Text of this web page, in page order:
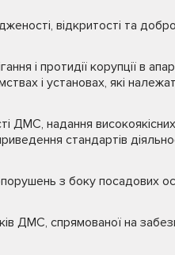
відкритості та
і протидії корупції в
і установах, які
ДМС, надання
стандартів
з боку посадових
ДМС, спрямованої на